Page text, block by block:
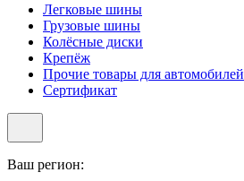
Легковые шины
Грузовые шины
Колёсные диски
Крепёж
Прочие товары для автомобилей
Сертификат
Ваш регион: